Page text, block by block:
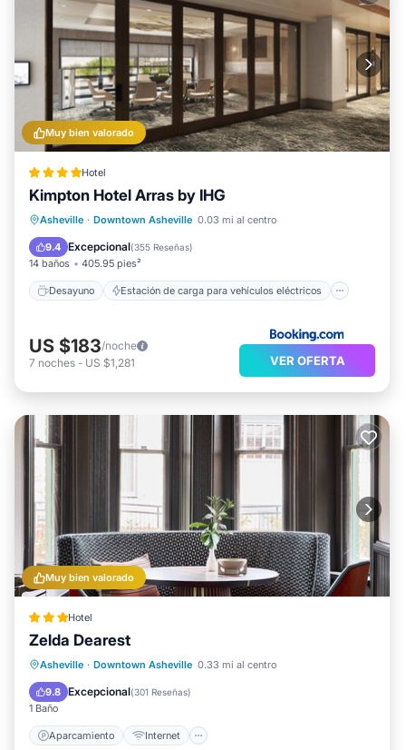
Muy bien valorado
Hotel
Kimpton Hotel Arras by IHG
Asheville · Downtown Asheville 0.03 mi al centro
9.4 Excepcional(355 Reseñas)
14 baños 405.95 pies²
Desayuno Estación de carga para vehículos eléctricos
Desayuno
Estación de carga para vehículos eléctricos
Aparcamiento
US $183/noche
7 noches - US $1,281 VER OFERTA
Muy bien valorado
Hotel
Zelda Dearest
Asheville · Downtown Asheville 0.33 mi al centro
9.8 Excepcional(301 Reseñas)
1 Baño
Aparcamiento Internet
Aparcamiento
Internet
Apto para niños